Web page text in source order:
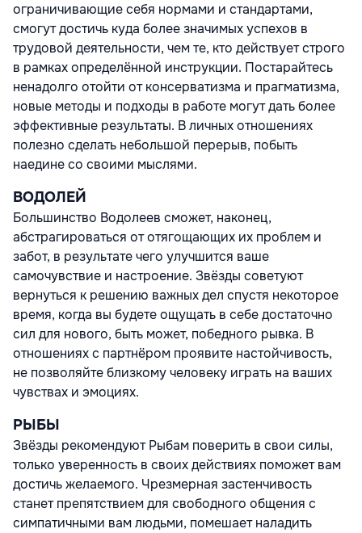
ограничивающие себя нормами и стандартами,
смогут достичь куда более значимых успехов в
трудовой деятельности, чем те, кто действует строго
в рамках определённой инструкции. Постарайтесь
ненадолго отойти от консерватизма и прагматизма,
новые методы и подходы в работе могут дать более
эффективные результаты. В личных отношениях
полезно сделать небольшой перерыв, побыть
наедине со своими мыслями.
ВОДОЛЕЙ
Большинство Водолеев сможет, наконец,
абстрагироваться от отягощающих их проблем и
забот, в результате чего улучшится ваше
самочувствие и настроение. Звёзды советуют
вернуться к решению важных дел спустя некоторое
время, когда вы будете ощущать в себе достаточно
сил для нового, быть может, победного рывка. В
отношениях с партнёром проявите настойчивость,
не позволяйте близкому человеку играть на ваших
чувствах и эмоциях.
РЫБЫ
Звёзды рекомендуют Рыбам поверить в свои силы,
только уверенность в своих действиях поможет вам
достичь желаемого. Чрезмерная застенчивость
станет препятствием для свободного общения с
симпатичными вам людьми, помешает наладить